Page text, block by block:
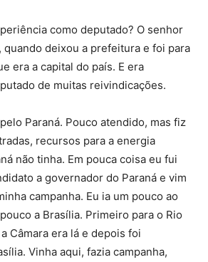
como deputado? O senhor
quando deixou a prefeitura e foi para
era a capital do país. E era
de muitas reivindicações.
Paraná. Pouco atendido, mas fiz
recursos para a energia
não tinha. Em pouca coisa eu fui
a governador do Paraná e vim
campanha. Eu ia um pouco ao
a Brasília. Primeiro para o Rio
Câmara era lá e depois foi
Vinha aqui, fazia campanha,